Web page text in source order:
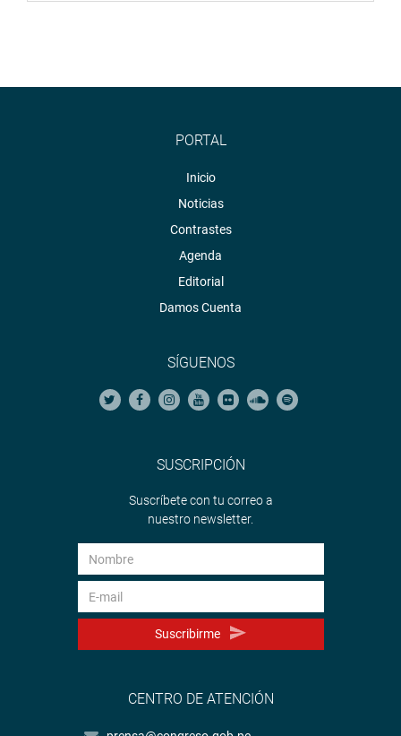
PORTAL
Inicio
Noticias
Contrastes
Agenda
Editorial
Damos Cuenta
SÍGUENOS
SUSCRIPCIÓN
Suscríbete con tu correo a
nuestro newsletter.
Suscribirme
CENTRO DE ATENCIÓN